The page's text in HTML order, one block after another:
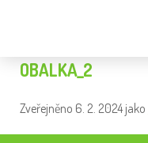
OBALKA_2
Zveřejněno 6. 2. 2024 jako